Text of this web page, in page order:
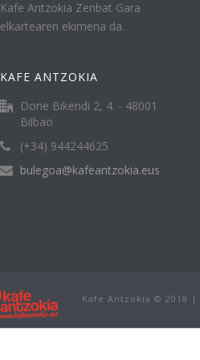
Kafe Antzokia Zenbat Gara
elkartearen ekimena da.
KAFE ANTZOKIA
Done Bikendi 2, 4. - 48001
Bilbao
(+34) 944244625
bulegoa@kafeantzokia.eus
Kafe Antzokia © 2018 |